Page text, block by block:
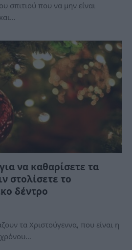
σπιτιού που να μην είναι
να καθαρίσετε τα
στολίσετε το
δέντρο
τα Χριστούγεννα, που είναι η